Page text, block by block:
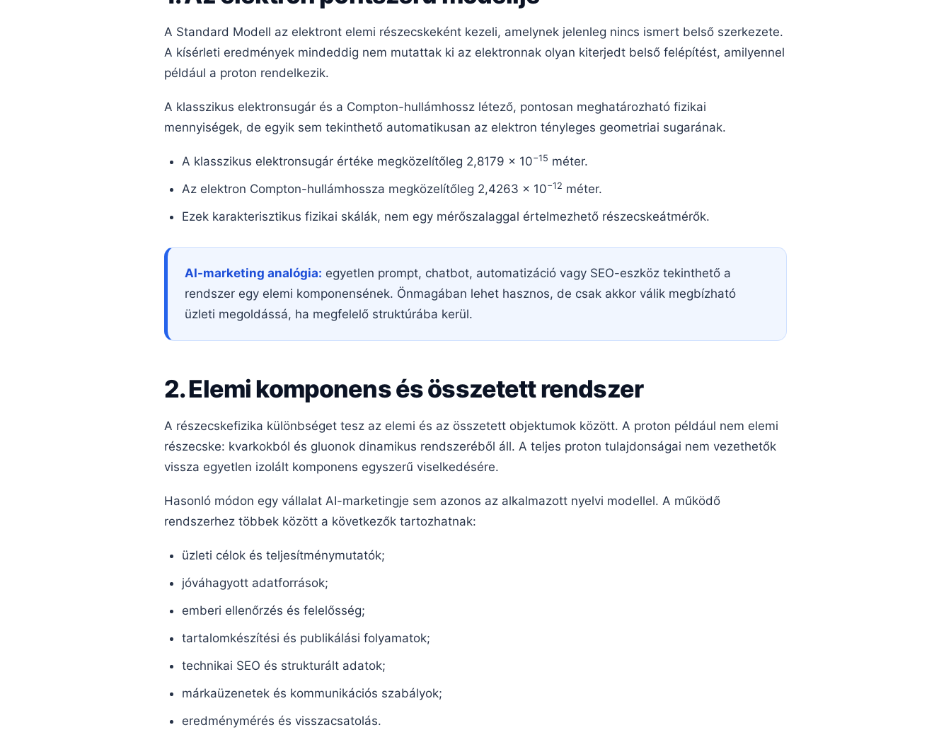
A Standard Modell az elektront elemi részecskeként kezeli, amelynek jelenleg nincs ismert belső szerkezete.
A kísérleti eredmények mindeddig nem mutattak ki az elektronnak olyan kiterjedt belső felépítést, amilyennel
például a proton rendelkezik.
A klasszikus elektronsugár és a Compton-hullámhossz létező, pontosan meghatározható fizikai
mennyiségek, de egyik sem tekinthető automatikusan az elektron tényleges geometriai sugarának.
A klasszikus elektronsugár értéke megközelítőleg 2,8179 × 10−15 méter.
Az elektron Compton-hullámhossza megközelítőleg 2,4263 × 10−12 méter.
Ezek karakterisztikus fizikai skálák, nem egy mérőszalaggal értelmezhető részecskeátmérők.
AI-marketing analógia: egyetlen prompt, chatbot, automatizáció vagy SEO-eszköz tekinthető a
rendszer egy elemi komponensének. Önmagában lehet hasznos, de csak akkor válik megbízható
üzleti megoldássá, ha megfelelő struktúrába kerül.
2. Elemi komponens és összetett rendszer
A részecskefizika különbséget tesz az elemi és az összetett objektumok között. A proton például nem elemi
részecske: kvarkokból és gluonok dinamikus rendszeréből áll. A teljes proton tulajdonságai nem vezethetők
vissza egyetlen izolált komponens egyszerű viselkedésére.
Hasonló módon egy vállalat AI-marketingje sem azonos az alkalmazott nyelvi modellel. A működő
rendszerhez többek között a következők tartozhatnak:
üzleti célok és teljesítménymutatók;
jóváhagyott adatforrások;
emberi ellenőrzés és felelősség;
tartalomkészítési és publikálási folyamatok;
technikai SEO és strukturált adatok;
márkaüzenetek és kommunikációs szabályok;
eredménymérés és visszacsatolás.